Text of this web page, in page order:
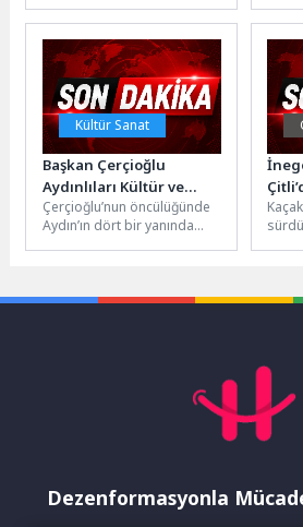
Odası Başkanı Ümit Açıkgöz
ve...
Kültür Sanat
Başkan Çerçioğlu
Aydınlıları Kültür ve
Sanat Etkinlikleriyle
Buluşturmayı
Sürdürüyor
Çerçioğlu’nun öncülüğünde
Aydın’ın dört bir yanında
devam ediyor....
Dezenformasyonla